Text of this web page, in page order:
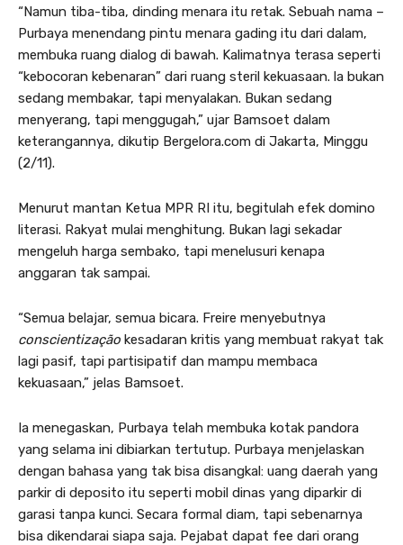
“Namun tiba-tiba, dinding menara itu retak. Sebuah nama –
Purbaya menendang pintu menara gading itu dari dalam,
membuka ruang dialog di bawah. Kalimatnya terasa seperti
“kebocoran kebenaran” dari ruang steril kekuasaan. la bukan
sedang membakar, tapi menyalakan. Bukan sedang
menyerang, tapi menggugah,” ujar Bamsoet dalam
keterangannya, dikutip Bergelora.com di Jakarta, Minggu
(2/11).
Menurut mantan Ketua MPR RI itu, begitulah efek domino
literasi. Rakyat mulai menghitung. Bukan lagi sekadar
mengeluh harga sembako, tapi menelusuri kenapa
anggaran tak sampai.
“Semua belajar, semua bicara. Freire menyebutnya
conscientização kesadaran kritis yang membuat rakyat tak
lagi pasif, tapi partisipatif dan mampu membaca
kekuasaan,” jelas Bamsoet.
Ia menegaskan, Purbaya telah membuka kotak pandora
yang selama ini dibiarkan tertutup. Purbaya menjelaskan
dengan bahasa yang tak bisa disangkal: uang daerah yang
parkir di deposito itu seperti mobil dinas yang diparkir di
garasi tanpa kunci. Secara formal diam, tapi sebenarnya
bisa dikendarai siapa saja. Pejabat dapat fee dari orang